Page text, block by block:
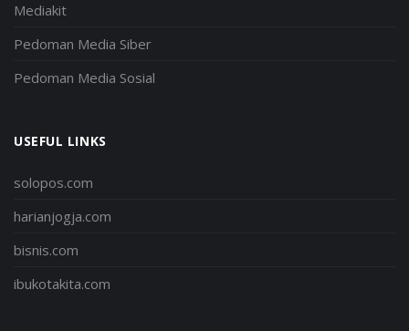
Mediakit
Pedoman Media Siber
Pedoman Media Sosial
USEFUL LINKS
solopos.com
harianjogja.com
bisnis.com
ibukotakita.com